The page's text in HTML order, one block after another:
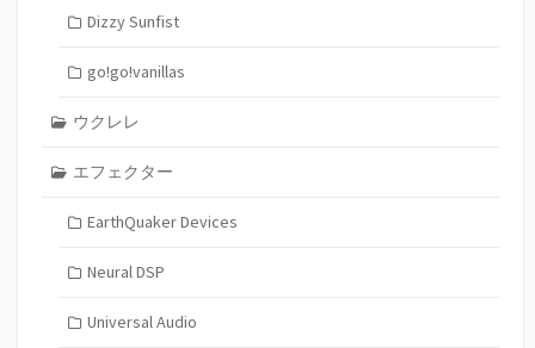
Dizzy Sunfist
go!go!vanillas
ウクレレ
エフェクター
EarthQuaker Devices
Neural DSP
Universal Audio